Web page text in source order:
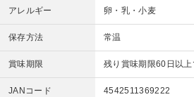
アレルギー 卵・乳・小麦
保存方法 常温
賞味期限 残り賞味期限60日以上
JANコード 4542511369222